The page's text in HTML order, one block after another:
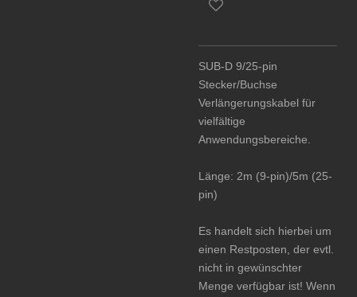
SUB-D 9/25-pin
Stecker/Buchse
Verlängerungskabel für
vielfältige
Anwendungsbereiche.
Länge: 2m (9-pin)/5m (25-
pin)
Es handelt sich hierbei um
einen Restposten, der evtl.
nicht in gewünschter
Menge verfügbar ist! Wenn